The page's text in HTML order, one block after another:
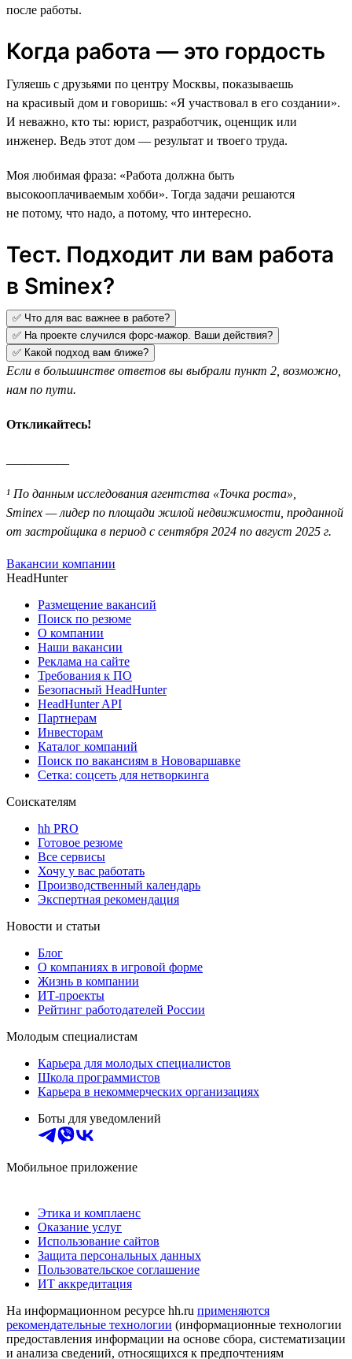
после работы.
Когда работа — это гордость
Гуляешь с друзьями по центру Москвы, показываешь
на красивый дом и говоришь: «Я участвовал в его создании».
И неважно, кто ты: юрист, разработчик, оценщик или
инженер. Ведь этот дом — результат и твоего труда.
Моя любимая фраза: «Работа должна быть
высокооплачиваемым хобби». Тогда задачи решаются
не потому, что надо, а потому, что интересно.
Тест. Подходит ли вам работа
в Sminex?
✅ Что для вас важнее в работе?
✅ На проекте случился форс-мажор. Ваши действия?
✅ Какой подход вам ближе?
Если в большинстве ответов вы выбрали пункт 2, возможно,
нам по пути.
Откликайтесь!
¹ По данным исследования агентства «Точка роста»,
Sminex — лидер по площади жилой недвижимости, проданной
от застройщика в период с сентября 2024 по август 2025 г.
Вакансии компании
HeadHunter
Размещение вакансий
Поиск по резюме
О компании
Наши вакансии
Реклама на сайте
Требования к ПО
Безопасный HeadHunter
HeadHunter API
Партнерам
Инвесторам
Каталог компаний
Поиск по вакансиям в Нововаршавке
Сетка: соцсеть для нетворкинга
Соискателям
hh PRO
Готовое резюме
Все сервисы
Хочу у вас работать
Производственный календарь
Экспертная рекомендация
Новости и статьи
Блог
О компаниях в игровой форме
Жизнь в компании
ИТ-проекты
Рейтинг работодателей России
Молодым специалистам
Карьера для молодых специалистов
Школа программистов
Карьера в некоммерческих организациях
Боты для уведомлений
Мобильное приложение
Этика и комплаенс
Оказание услуг
Использование сайтов
Защита персональных данных
Пользовательское соглашение
ИТ аккредитация
На информационном ресурсе hh.ru применяются
рекомендательные технологии (информационные технологии
предоставления информации на основе сбора, систематизации
и анализа сведений, относящихся к предпочтениям